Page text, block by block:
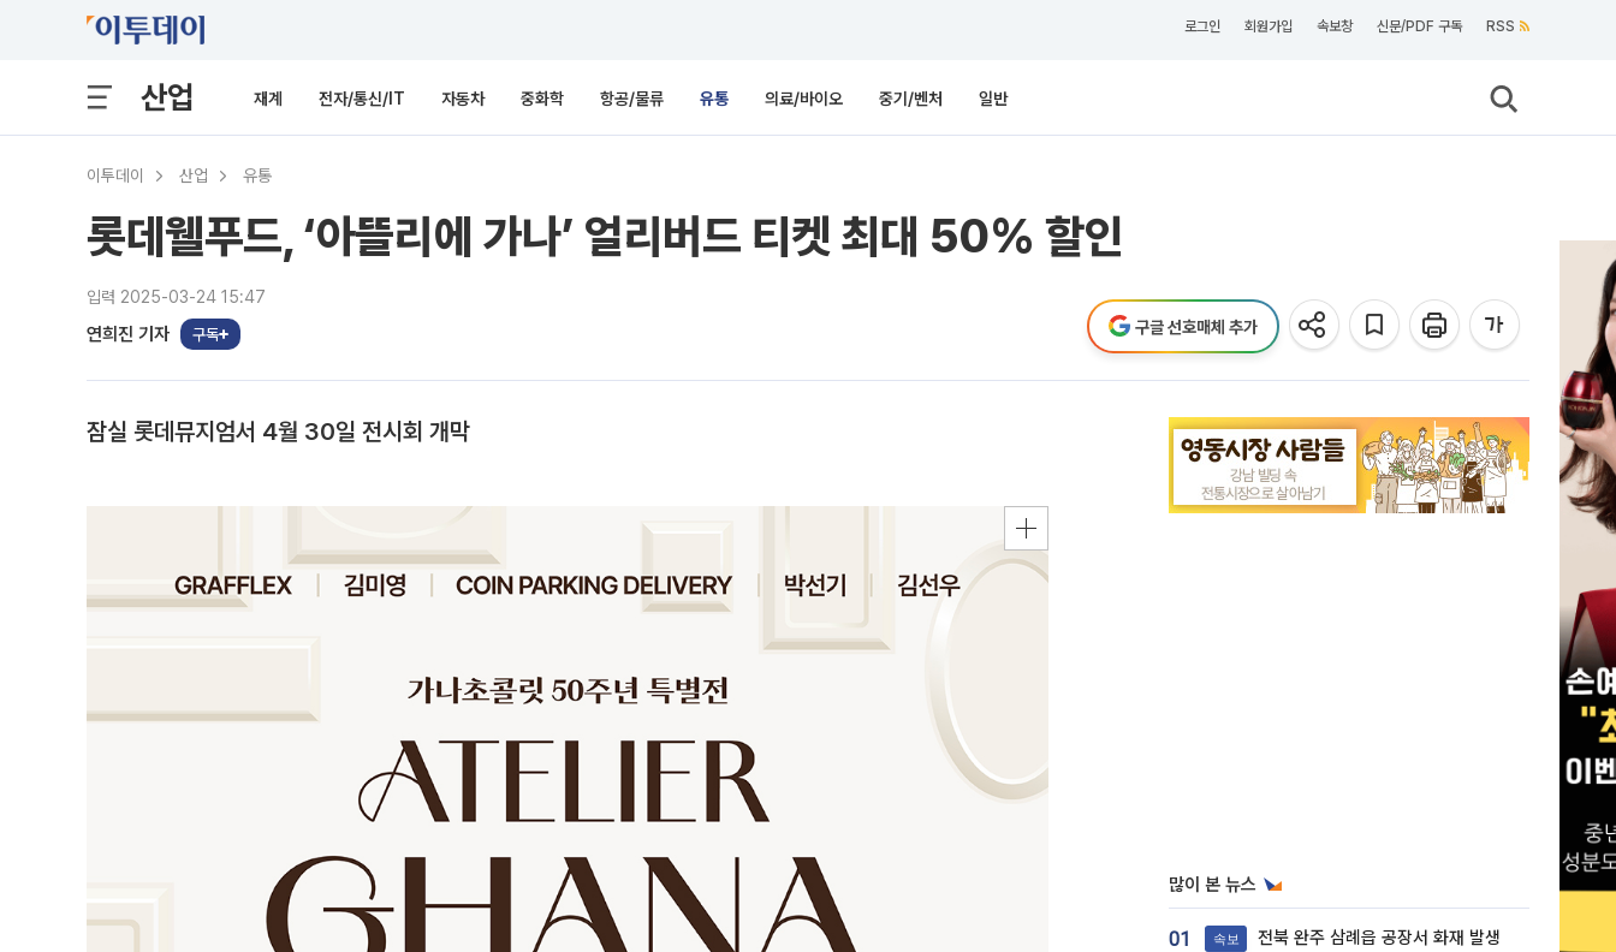
로그인 회원가입 속보창 신문/PDF 구독 RSS
산업 재계 전자/통신/IT 자동차 중화학 항공/물류 유통 의료/바이오 중기/벤처 일반
이투데이 산업 유통
롯데웰푸드, ‘아뜰리에 가나’ 얼리버드 티켓 최대 50% 할인
입력 2025-03-24 15:47
연희진 기자 구독 구글 선호매체 추가
잠실 롯데뮤지엄서 4월 30일 전시회 개막
많이 본 뉴스
01 속보 전북 완주 삼례읍 공장서 화재 발생